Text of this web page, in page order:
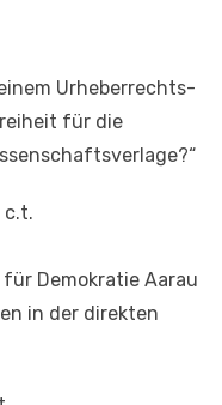
Urheberrechts-
für die
c.t.
Demokratie Aarau
in der direkten